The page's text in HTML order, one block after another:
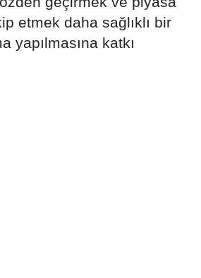
etmek daha sağlıklı bir
yapılmasına katkı